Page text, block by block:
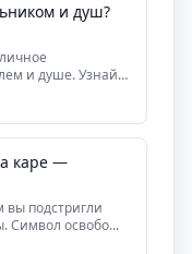
и душ?
и душе. Узнайте
каре —
вы подстригли
Символ освобо...